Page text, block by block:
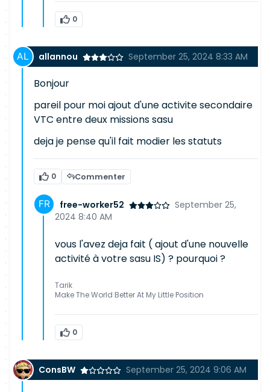
0
allannou September 25, 2024 8:33 AM
Bonjour
pareil pour moi ajout d'une activite secondaire
VTC entre deux missions sasu
deja je pense qu'il fait modier les statuts
0 Commenter
free-worker52
September 25,
2024 8:40 AM
vous l'avez deja fait ( ajout d'une nouvelle
activité à votre sasu IS) ? pourquoi ?
Tarik
Make The World Better At My Little Position
0
ConsBW September 25, 2024 9:06 AM